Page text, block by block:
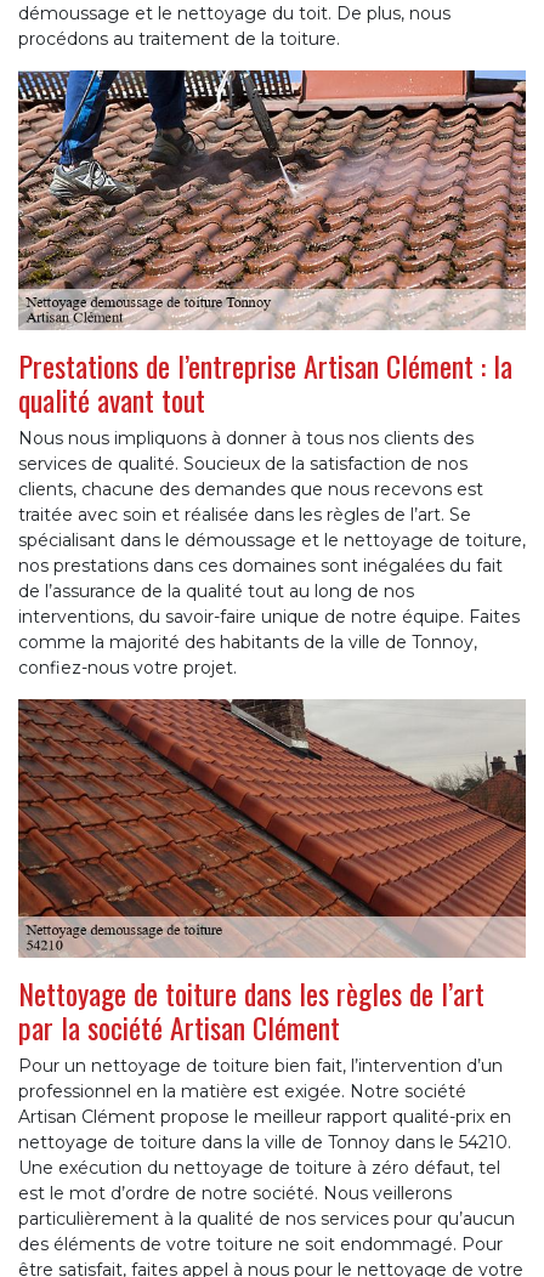
démoussage et le nettoyage du toit. De plus, nous
procédons au traitement de la toiture.
Prestations de l’entreprise Artisan Clément : la
qualité avant tout
Nous nous impliquons à donner à tous nos clients des
services de qualité. Soucieux de la satisfaction de nos
clients, chacune des demandes que nous recevons est
traitée avec soin et réalisée dans les règles de l’art. Se
spécialisant dans le démoussage et le nettoyage de toiture,
nos prestations dans ces domaines sont inégalées du fait
de l’assurance de la qualité tout au long de nos
interventions, du savoir-faire unique de notre équipe. Faites
comme la majorité des habitants de la ville de Tonnoy,
confiez-nous votre projet.
Nettoyage de toiture dans les règles de l’art
par la société Artisan Clément
Pour un nettoyage de toiture bien fait, l’intervention d’un
professionnel en la matière est exigée. Notre société
Artisan Clément propose le meilleur rapport qualité-prix en
nettoyage de toiture dans la ville de Tonnoy dans le 54210.
Une exécution du nettoyage de toiture à zéro défaut, tel
est le mot d’ordre de notre société. Nous veillerons
particulièrement à la qualité de nos services pour qu’aucun
des éléments de votre toiture ne soit endommagé. Pour
être satisfait, faites appel à nous pour le nettoyage de votre